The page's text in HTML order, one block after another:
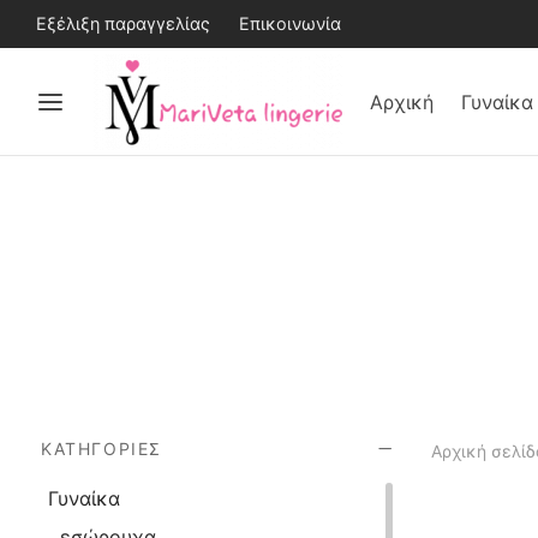
Εξέλιξη παραγγελίας Επικοινωνία
Αρχική Γυναίκα
ΚΑΤΗΓΟΡΊΕΣ
Γυναίκα
Αρχική